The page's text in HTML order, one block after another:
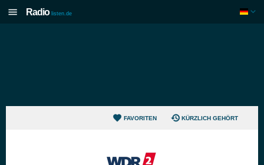
Radio listen.de
FAVORITEN KÜRZLICH GEHÖRT